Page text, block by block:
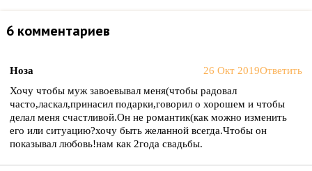
6 комментариев
Ноза 26 Окт 2019Ответить
Хочу чтобы муж завоевывал меня(чтобы радовал
часто,ласкал,принасил подарки,говорил о хорошем и чтобы
делал меня счастливой.Он не романтик(как можно изменить
его или ситуацию?хочу быть желанной всегда.Чтобы он
показывал любовь!нам как 2года свадьбы.